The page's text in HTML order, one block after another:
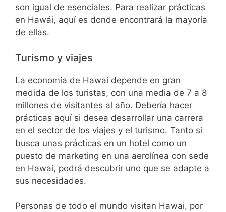
son igual de esenciales. Para realizar prácticas
en Hawái, aquí es donde encontrará la mayoría
de ellas.
Turismo y viajes
La economía de Hawai depende en gran
medida de los turistas, con una media de 7 a 8
millones de visitantes al año. Debería hacer
prácticas aquí si desea desarrollar una carrera
en el sector de los viajes y el turismo. Tanto si
busca unas prácticas en un hotel como un
puesto de marketing en una aerolínea con sede
en Hawai, podrá descubrir uno que se adapte a
sus necesidades.
Personas de todo el mundo visitan Hawai, por